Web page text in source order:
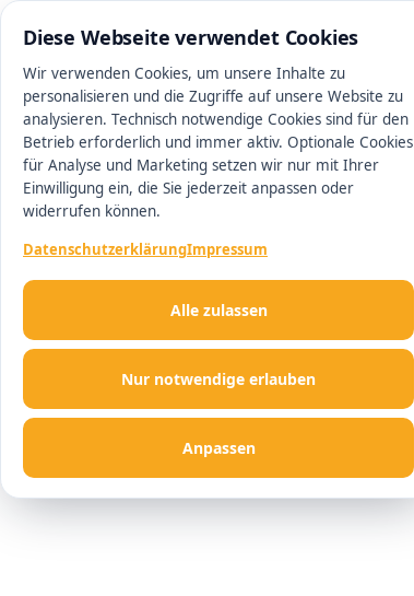
0511 13221100
Diese Webseite verwendet Cookies
Wir verwenden Cookies, um unsere Inhalte zu
personalisieren und die Zugriffe auf unsere Website zu
analysieren. Technisch notwendige Cookies sind für den
Betrieb erforderlich und immer aktiv. Optionale Cookies
für Analyse und Marketing setzen wir nur mit Ihrer
Einwilligung ein, die Sie jederzeit anpassen oder
widerrufen können.
DatenschutzerklärungImpressum
Nur notwendige erlauben
Anpassen
Alle zulassen